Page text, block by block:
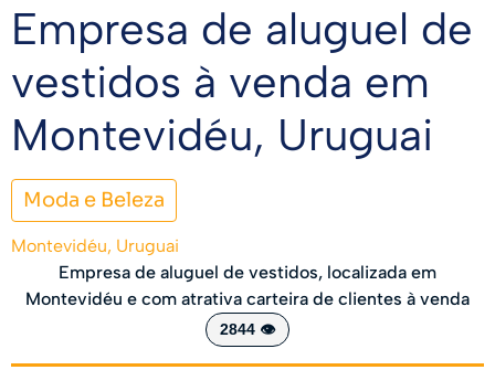
Moda e Beleza
Montevidéu, Uruguai
Empresa de aluguel de vestidos, localizada em
Montevidéu e com atrativa carteira de clientes à venda
Empresa de aluguel de
vestidos à venda em
Montevidéu, Uruguai
2844 👁️